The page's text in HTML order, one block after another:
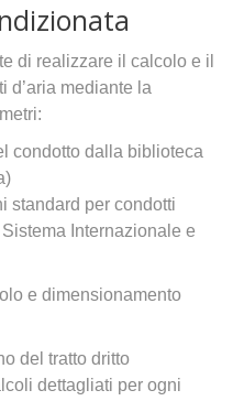
di realizzare il calcolo e il
d’aria mediante la
condotto dalla biblioteca
standard per condotti
Internazionale e
e dimensionamento
del tratto dritto
dettagliati per ogni